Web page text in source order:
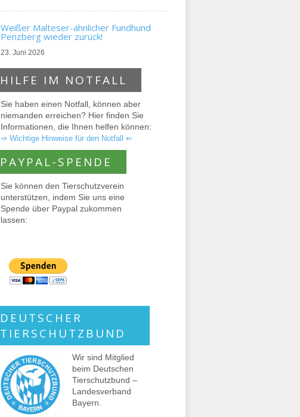
Weißer Malteser-ähnlicher Fundhund
Penzberg wieder zurück!
23. Juni 2026
HILFE IM NOTFALL
Sie haben einen Notfall, können aber
niemanden erreichen? Hier finden Sie
Informationen, die Ihnen helfen können:
⇒ Wichtige Hinweise für den Notfall ⇐
PAYPAL-SPENDE
Sie können den Tierschutzverein
unterstützen, indem Sie uns eine
Spende über Paypal zukommen
lassen:
DEUTSCHER
TIERSCHUTZBUND
Wir sind Mitglied
beim Deutschen
Tierschutzbund –
Landesverband
Bayern.